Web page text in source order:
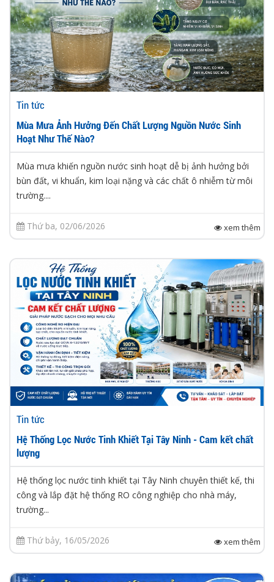
Tin tức
Mùa Mưa Ảnh Hưởng Đến Chất Lượng Nguồn Nước Sinh
Hoạt Như Thế Nào?
Mùa mưa khiến nguồn nước sinh hoạt dễ bị ảnh hưởng bởi
bùn đất, vi khuẩn, kim loại nặng và các chất ô nhiễm từ môi
trường....
Thứ ba, 02/06/2026 xem thêm
Tin tức
Hệ Thống Lọc Nước Tinh Khiết Tại Tây Ninh - Cam kết chất
lượng
Hệ thống lọc nước tinh khiết tại Tây Ninh chuyên thiết kế, thi
công và lắp đặt hệ thống RO công nghiệp cho nhà máy,
trường...
Thứ bảy, 16/05/2026 xem thêm